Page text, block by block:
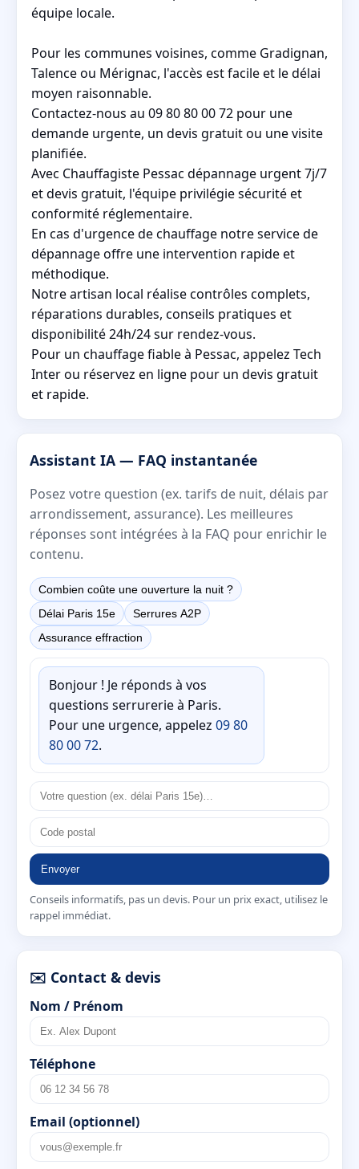
équipe locale.
Pour les communes voisines, comme Gradignan,
Talence ou Mérignac, l'accès est facile et le délai
moyen raisonnable.
Contactez-nous au 09 80 80 00 72 pour une
demande urgente, un devis gratuit ou une visite
planifiée.
Avec Chauffagiste Pessac dépannage urgent 7j/7
et devis gratuit, l'équipe privilégie sécurité et
conformité réglementaire.
En cas d'urgence de chauffage notre service de
dépannage offre une intervention rapide et
méthodique.
Notre artisan local réalise contrôles complets,
réparations durables, conseils pratiques et
disponibilité 24h/24 sur rendez-vous.
Pour un chauffage fiable à Pessac, appelez Tech
Inter ou réservez en ligne pour un devis gratuit
et rapide.
Assistant IA — FAQ instantanée
Posez votre question (ex. tarifs de nuit, délais par
arrondissement, assurance). Les meilleures
réponses sont intégrées à la FAQ pour enrichir le
contenu.
Combien coûte une ouverture la nuit ?
Délai Paris 15e
Serrures A2P
Assurance effraction
Bonjour ! Je réponds à vos
questions serrurerie à Paris.
Pour une urgence, appelez 09 80
80 00 72.
Envoyer
Conseils informatifs, pas un devis. Pour un prix exact, utilisez le
rappel immédiat.
✉️ Contact & devis
Nom / Prénom
Téléphone
Email (optionnel)